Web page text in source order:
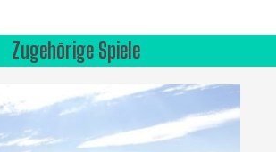
Zugehörige Spiele